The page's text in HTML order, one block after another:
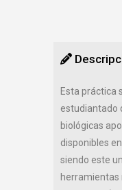
Esta práctica
estudiantado
biológicas
disponibles
siendo este
herramientas